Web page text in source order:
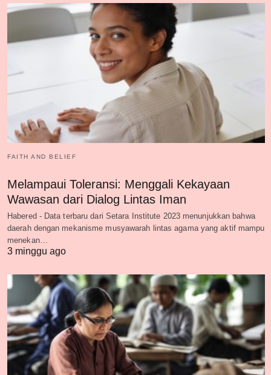
FAITH AND BELIEF
Melampaui Toleransi: Menggali Kekayaan
Wawasan dari Dialog Lintas Iman
Habered - Data terbaru dari Setara Institute 2023 menunjukkan bahwa
daerah dengan mekanisme musyawarah lintas agama yang aktif mampu
menekan…
3 minggu ago